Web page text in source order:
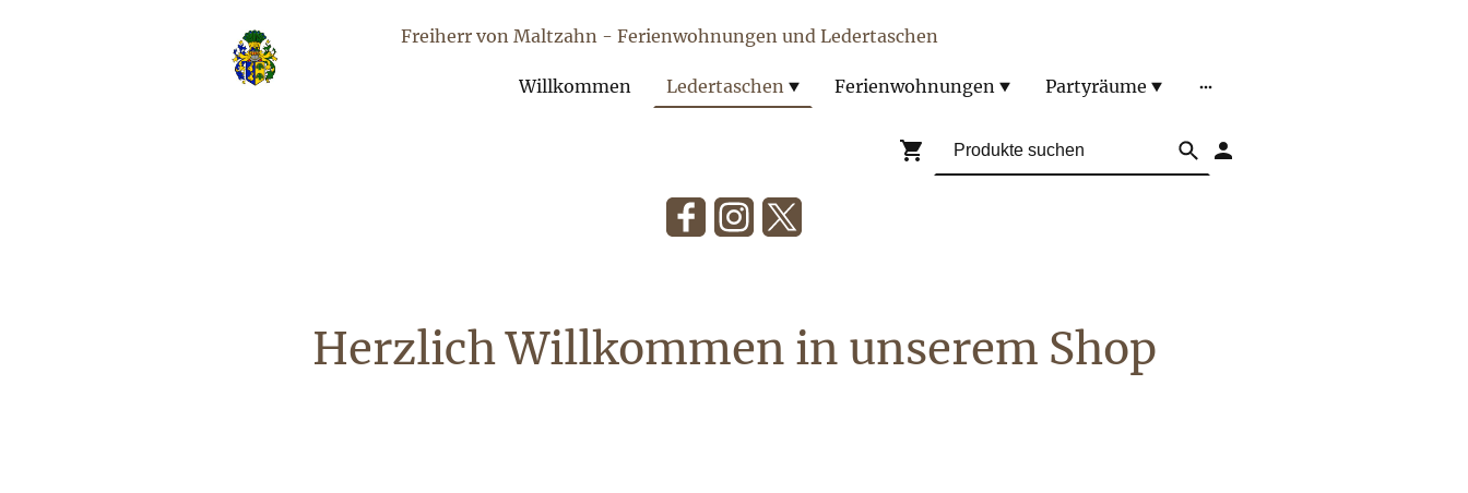
Freiherr von Maltzahn - Ferienwohnungen und Ledertaschen
Willkommen Ledertaschen Ferienwohnungen Partyräume
Herzlich Willkommen in unserem Shop